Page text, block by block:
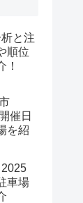
と注
順位
！
催日
を紹
車場